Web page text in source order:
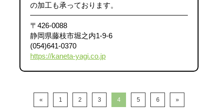
の加工も承っております。
〒426-0088
静岡県藤枝市堀之内1-9-6
(054)641-0370
https://kaneta-yagi.co.jp
« 1 2 3 4 5 6 »